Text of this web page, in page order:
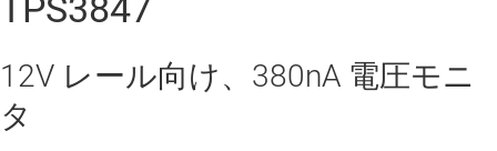
TPS3847
12V レール向け、380nA 電圧モニ
タ